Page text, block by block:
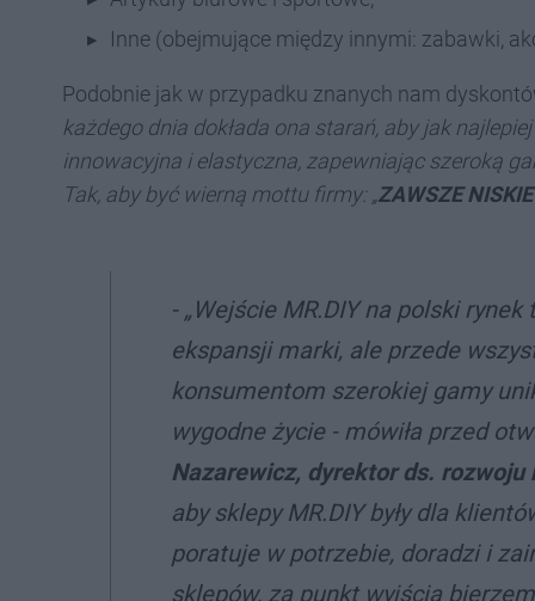
Inne (obejmujące między innymi: zabawki,
Podobnie jak w przypadku znanych nam
każdego dnia dokłada ona starań, aby jak
innowacyjna i elastyczna, zapewniając szeroką
Tak, aby być wierną mottu firmy: „ZAWSZE
- „Wejście MR.DIY na polski
ekspansji marki, ale przede
konsumentom szerokiej gamy
wygodne życie - mówiła przed
Nazarewicz, dyrektor ds. rozwoju
aby sklepy MR.DIY były dla
poratuje w potrzebie, doradzi i
sklepów, za punkt wyjścia